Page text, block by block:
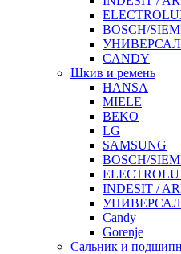
BOSCH/
CANDY
Шкив и ремень
HANSA
MIELE
BEKO
LG
SAMSUNG
BOSCH/
INDESIT /
Candy
Gorenje
Сальник и